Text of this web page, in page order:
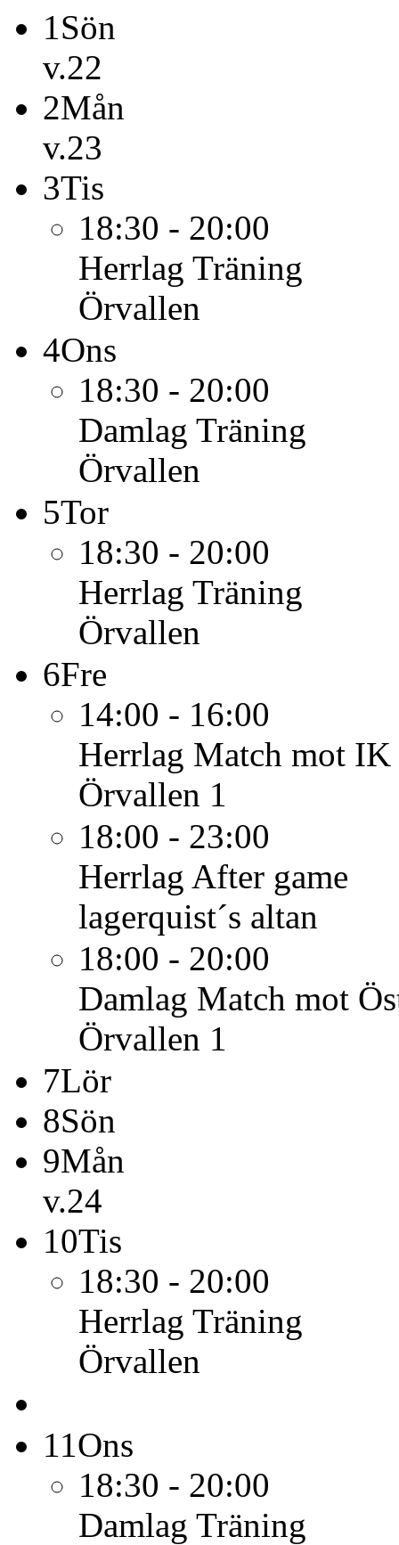
1Sön
v.22
2Mån
v.23
3Tis
18:30 - 20:00
Herrlag Träning
Örvallen
4Ons
18:30 - 20:00
Damlag Träning
Örvallen
5Tor
18:30 - 20:00
Herrlag Träning
Örvallen
6Fre
14:00 - 16:00
Herrlag Match mot IK
Örvallen 1
18:00 - 23:00
Herrlag After game
lagerquist´s altan
18:00 - 20:00
Damlag Match mot
Örvallen 1
7Lör
8Sön
9Mån
v.24
10Tis
18:30 - 20:00
Herrlag Träning
Örvallen
11Ons
18:30 - 20:00
Damlag Träning